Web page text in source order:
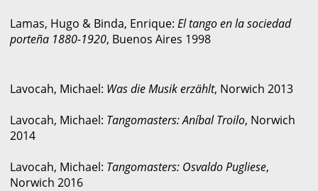
Lamas, Hugo & Binda, Enrique:El tango en la sociedad
porteña 1880-1920, Buenos Aires 1998
Lavocah, Michael: Was die Musik erzählt, Norwich 2013
Lavocah, Michael: Tangomasters: Aníbal Troilo, Norwich
2014
Lavocah, Michael: Tangomasters: Osvaldo Pugliese,
Norwich 2016